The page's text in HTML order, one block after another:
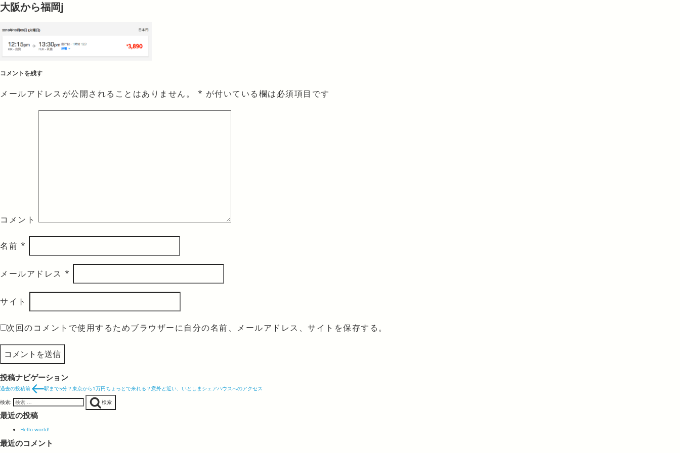
大阪から福岡j
コメントを残す
メールアドレスが公開されることはありません。 * が付いている欄は必須項目です
コメント
名前 *
メールアドレス *
サイト
次回のコメントで使用するためブラウザーに自分の名前、メールアドレス、サイトを保存する。
投稿ナビゲーション
過去の投稿前
駅まで5分？東京から1万円ちょっとで来れる？意外と近い、いとしまシェアハウスへのアクセス
検索:
検索
最近の投稿
Hello world!
最近のコメント